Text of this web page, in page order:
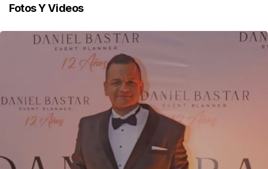
Fotos Y Videos